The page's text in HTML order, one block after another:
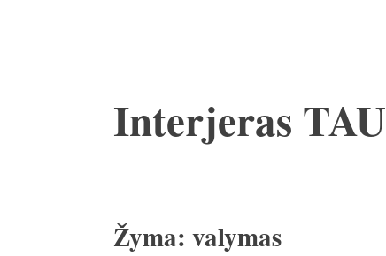
prie
turinio
Interjeras TAU
Žyma: valymas